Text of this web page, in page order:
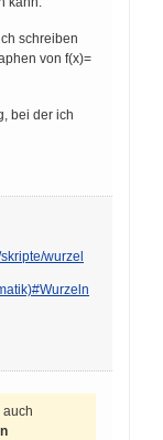
schreiben
von f(x)=
bei der ich
wurzel
auch